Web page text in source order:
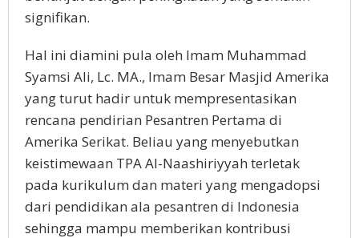
signifikan.
Hal ini diamini pula oleh Imam Muhammad
Syamsi Ali, Lc. MA., Imam Besar Masjid Amerika
yang turut hadir untuk mempresentasikan
rencana pendirian Pesantren Pertama di
Amerika Serikat. Beliau yang menyebutkan
keistimewaan TPA Al-Naashiriyyah terletak
pada kurikulum dan materi yang mengadopsi
dari pendidikan ala pesantren di Indonesia
sehingga mampu memberikan kontribusi